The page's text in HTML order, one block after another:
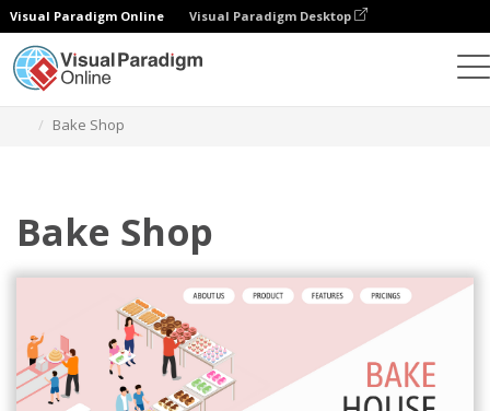
Visual Paradigm Online Visual Paradigm Desktop
Bake Shop
Bake Shop